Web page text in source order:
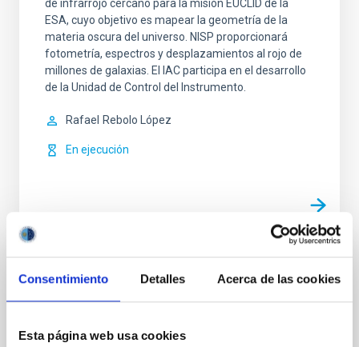
Consentimiento Detalles Acerca de las cookies
Esta página web usa cookies
de infrarrojo cercano para la misión EUCLID de la
ESA, cuyo objetivo es mapear la geometría de la
materia oscura del universo. NISP proporcionará
fotometría, espectros y desplazamientos al rojo de
millones de galaxias. El IAC participa en el desarrollo
de la Unidad de Control del Instrumento.
Rafael Rebolo López
En ejecución
Física solar espacial y tiempo espacial
El proyecto coordinado "Física solar espacial y tiempo
comprensión del Sol y de su influencia en el entorno